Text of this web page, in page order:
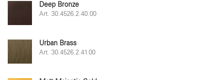
Deep Bronze
Art. 30.4526.2.40.00
Urban Brass
Art. 30.4526.2.41.00